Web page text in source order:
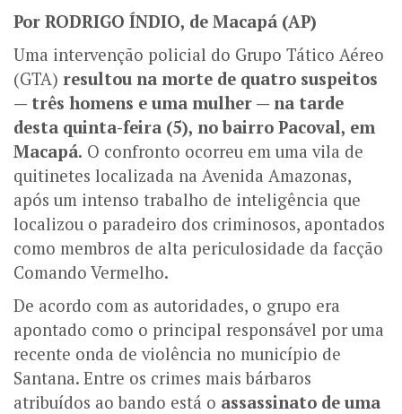
Por RODRIGO ÍNDIO, de Macapá (AP)
Uma intervenção policial do Grupo Tático Aéreo
(GTA) resultou na morte de quatro suspeitos
— três homens e uma mulher — na tarde
desta quinta-feira (5), no bairro Pacoval, em
Macapá. O confronto ocorreu em uma vila de
quitinetes localizada na Avenida Amazonas,
após um intenso trabalho de inteligência que
localizou o paradeiro dos criminosos, apontados
como membros de alta periculosidade da facção
Comando Vermelho.
De acordo com as autoridades, o grupo era
apontado como o principal responsável por uma
recente onda de violência no município de
Santana. Entre os crimes mais bárbaros
atribuídos ao bando está o assassinato de uma